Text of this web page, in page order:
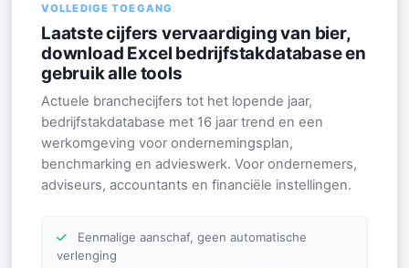
VOLLEDIGE TOEGANG
Laatste cijfers vervaardiging van bier,
download Excel bedrijfstakdatabase en
gebruik alle tools
Actuele branchecijfers tot het lopende jaar,
bedrijfstakdatabase met 16 jaar trend en een
werkomgeving voor ondernemingsplan,
benchmarking en advieswerk. Voor ondernemers,
adviseurs, accountants en financiële instellingen.
Eenmalige aanschaf, geen automatische
verlenging